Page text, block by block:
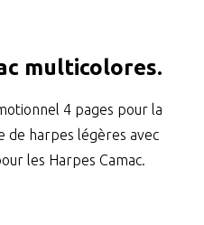
multicolores.
4 pages pour la
de harpes légères avec
les Harpes Camac.